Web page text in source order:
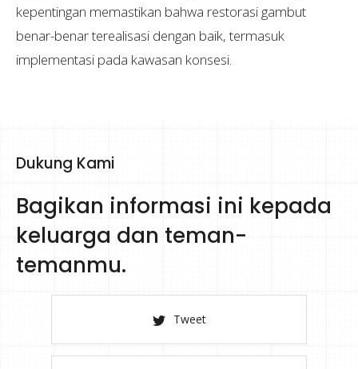
kepentingan memastikan bahwa restorasi gambut
benar-benar terealisasi dengan baik, termasuk
implementasi pada kawasan konsesi.
Dukung Kami
Bagikan informasi ini kepada
keluarga dan teman-
temanmu.
Tweet